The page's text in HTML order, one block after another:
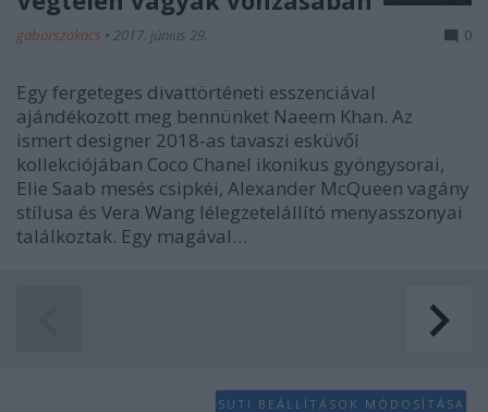
gaborszakacs • 2017. június 29. 0
Egy fergeteges divattörténeti esszenciával
ajándékozott meg bennünket Naeem Khan. Az
ismert designer 2018-as tavaszi esküvői
kollekciójában Coco Chanel ikonikus gyöngysorai,
Elie Saab mesés csipkéi, Alexander McQueen vagány
stílusa és Vera Wang lélegzetelállító menyasszonyai
találkoztak. Egy magával…
SÜTI BEÁLLÍTÁSOK MÓDOSÍTÁSA